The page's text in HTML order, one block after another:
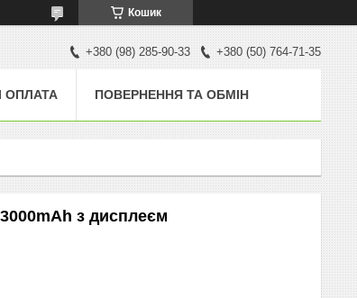
Кошик
+380 (98) 285-90-33 +380 (50) 764-71-35
ОПЛАТА ПОВЕРНЕННЯ ТА ОБМІН
з дисплеєм